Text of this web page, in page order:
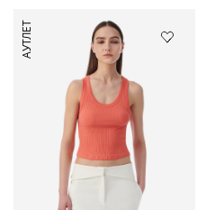
Сумки и
АУТЛЕТ